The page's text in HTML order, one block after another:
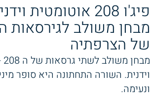
פיג'ו 208 אוטומטית וידנית
מבחן משולב לגירסאות
של הצרפתיה
וידנית. השורה התחתונה היא סופר
ונעימה.